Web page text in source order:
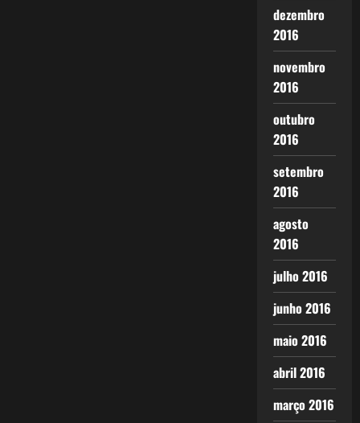
dezembro
2016
novembro
2016
outubro
2016
setembro
2016
agosto
2016
julho 2016
junho 2016
maio 2016
abril 2016
março 2016